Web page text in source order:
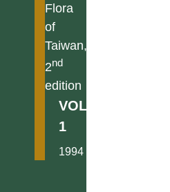
Flora
of
Taiwan,
2nd
edition
VOL.
1
1994